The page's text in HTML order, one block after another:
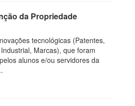
da Propriedade
tecnológicas (Patentes,
Marcas), que foram
alunos e/ou servidores da